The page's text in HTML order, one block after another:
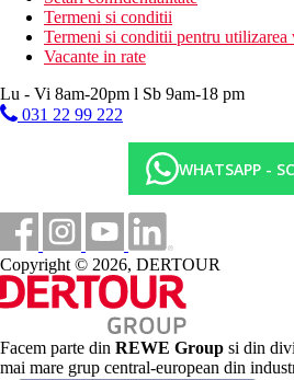
tenis
Activitati sportive contra cost
wellness & spa
activitati acvatice la plaja
inchirieri biciclete
6 restaurante ce servesc
Cinci baruri cu diferite tematici
Categoria oficiala
4 stele
https://www.leonardo-hotels-
paphos/leonardo-laura-beach-
Termeni si conditii
Termeni si conditii pentru utilizarea
Vacante in rate
Lu - Vi 8am-20pm l Sb 9am-18 pm
031 22 99 222
WHATSAPP -
Copyright © 2026, DERTOUR
Facem parte din REWE Group si din
mai mare grup central-european din